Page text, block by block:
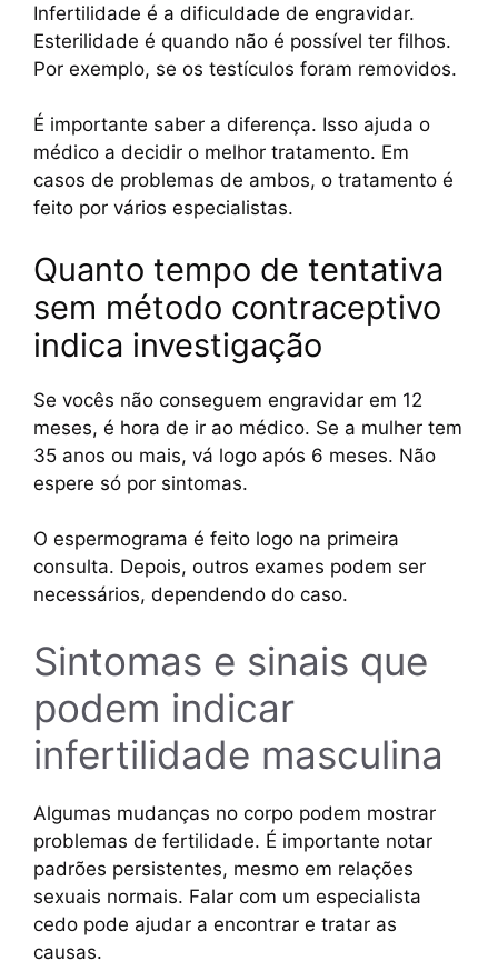
Infertilidade é a dificuldade de engravidar.
Esterilidade é quando não é possível ter filhos.
Por exemplo, se os testículos foram removidos.
É importante saber a diferença. Isso ajuda o
médico a decidir o melhor tratamento. Em
casos de problemas de ambos, o tratamento é
feito por vários especialistas.
Quanto tempo de tentativa
sem método contraceptivo
indica investigação
Se vocês não conseguem engravidar em 12
meses, é hora de ir ao médico. Se a mulher tem
35 anos ou mais, vá logo após 6 meses. Não
espere só por sintomas.
O espermograma é feito logo na primeira
consulta. Depois, outros exames podem ser
necessários, dependendo do caso.
Sintomas e sinais que
podem indicar
infertilidade masculina
Algumas mudanças no corpo podem mostrar
problemas de fertilidade. É importante notar
padrões persistentes, mesmo em relações
sexuais normais. Falar com um especialista
cedo pode ajudar a encontrar e tratar as
causas.